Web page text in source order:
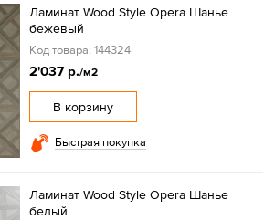
Ламинат Wood Style Opera Шанье
бежевый
Код товара: 144324
2'037 р./м2
В корзину
Быстрая покупка
Ламинат Wood Style Opera Шанье
белый